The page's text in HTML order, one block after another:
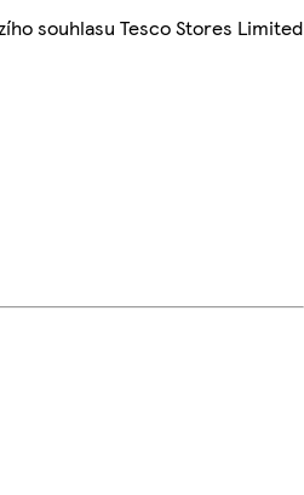
souhlasu Tesco Stores Limited